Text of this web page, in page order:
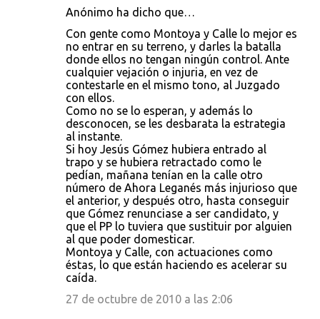
Anónimo ha dicho que…
Con gente como Montoya y Calle lo mejor es
no entrar en su terreno, y darles la batalla
donde ellos no tengan ningún control. Ante
cualquier vejación o injuria, en vez de
contestarle en el mismo tono, al Juzgado
con ellos.
Como no se lo esperan, y además lo
desconocen, se les desbarata la estrategia
al instante.
Si hoy Jesús Gómez hubiera entrado al
trapo y se hubiera retractado como le
pedían, mañana tenían en la calle otro
número de Ahora Leganés más injurioso que
el anterior, y después otro, hasta conseguir
que Gómez renunciase a ser candidato, y
que el PP lo tuviera que sustituir por alguien
al que poder domesticar.
Montoya y Calle, con actuaciones como
éstas, lo que están haciendo es acelerar su
caída.
27 de octubre de 2010 a las 2:06